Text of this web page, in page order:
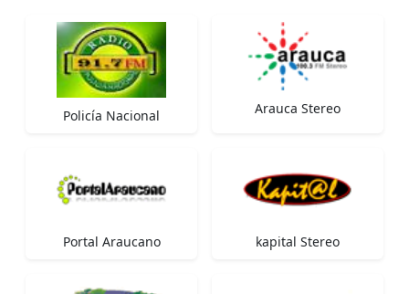
Policía Nacional Arauca Stereo
Portal Araucano kapital Stereo